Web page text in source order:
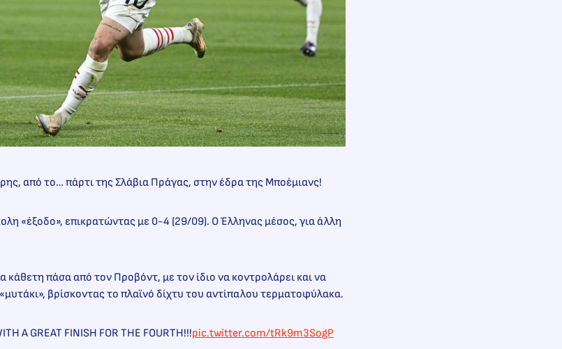
από το… πάρτι της Σλάβια Πράγας, στην έδρα της Μποέμιανς!
«έξοδο», επικρατώντας με 0-4 (29/09). Ο Έλληνας μέσος, για άλλη
κάθετη πάσα από τον Προβόντ, με τον ίδιο να κοντρολάρει και να
βρίσκοντας το πλαϊνό δίχτυ του αντίπαλου τερματοφύλακα.
A GREAT FINISH FOR THE FOURTH!!!pic.twitter.com/tRk9m3SogP